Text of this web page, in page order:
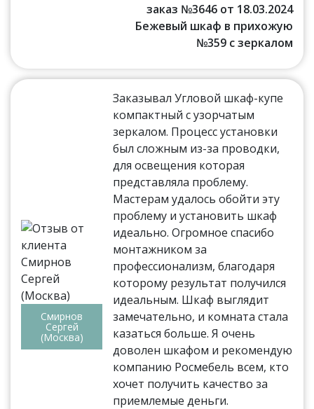
заказ №3646 от 18.03.2024
Бежевый шкаф в прихожую
№359 с зеркалом
Смирнов
Сергей
(Москва)
Заказывал Угловой шкаф-купе
компактный с узорчатым
зеркалом. Процесс установки
был сложным из-за проводки,
для освещения которая
представляла проблему.
Мастерам удалось обойти эту
проблему и установить шкаф
идеально. Огромное спасибо
монтажником за
профессионализм, благодаря
которому результат получился
идеальным. Шкаф выглядит
замечательно, и комната стала
казаться больше. Я очень
доволен шкафом и рекомендую
компанию Росмебель всем, кто
хочет получить качество за
приемлемые деньги.